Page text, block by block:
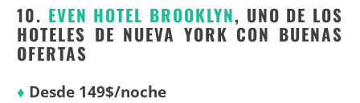
10. EVEN HOTEL BROOKLYN, UNO DE LOS
HOTELES DE NUEVA YORK CON BUENAS
OFERTAS
♦ Desde 149$/noche